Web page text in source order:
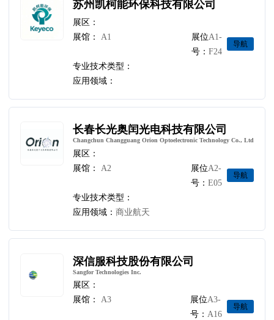
苏州凯柯能环保科技有限公司
展区：
展馆：
A1
展位
号：
A1-
F24
导航
专业技术类型：
应用领域：
长春长光奥闰光电科技有限公司
Changchun Changguang Orion Optoelectronic Technology Co., Ltd
展区：
展馆：
A2
展位
号：
A2-
E05
导航
专业技术类型：
应用领域：商业航天
深信服科技股份有限公司
Sangfor Technologies Inc.
展区：
展馆：
A3
展位
号：
A3-
A16
导航